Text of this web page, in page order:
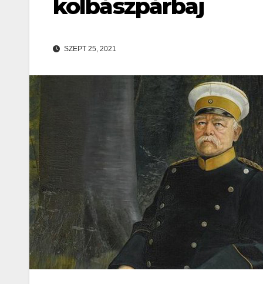
kolbászpárbaj
SZEPT 25, 2021